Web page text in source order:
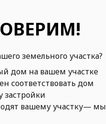
земельного участка?
дом на вашем участке
соответствовать дом
застройки
вашему участку— мы